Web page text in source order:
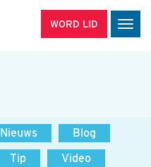
WORD LID
Nieuws
Blog
Tip
Video